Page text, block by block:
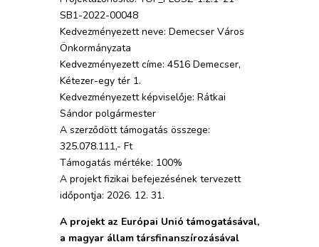
SB1-2022-00048
Kedvezményezett neve: Demecser Város
Önkormányzata
Kedvezményezett címe: 4516 Demecser,
Kétezer-egy tér 1.
Kedvezményezett képviselője: Rátkai
Sándor polgármester
A szerződött támogatás összege:
325.078.111,- Ft
Támogatás mértéke: 100%
A projekt fizikai befejezésének tervezett
időpontja: 2026. 12. 31.
A projekt az Európai Unió támogatásával,
a magyar állam társfinanszírozásával